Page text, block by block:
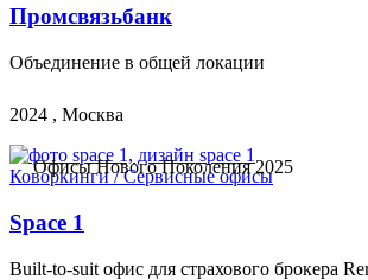
Промсвязьбанк
Объединение в общей локации
2024 , Москва
Офисы Нового Поколения 2025
Коворкинги / Сервисные офисы
Space 1
Built-to-suit офис для страхового брокера